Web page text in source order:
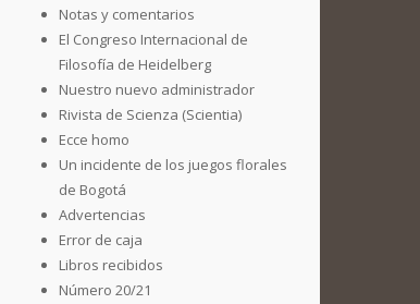
Notas y comentarios
El Congreso Internacional de
Filosofía de Heidelberg
Nuestro nuevo administrador
Rivista de Scienza (Scientia)
Ecce homo
Un incidente de los juegos florales
de Bogotá
Advertencias
Error de caja
Libros recibidos
Número 20/21